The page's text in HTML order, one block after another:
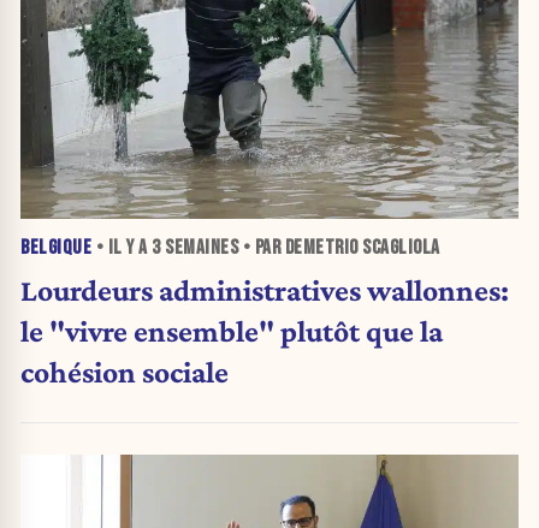
BELGIQUE • IL Y A 3 SEMAINES• PAR DEMETRIO SCAGLIOLA
Lourdeurs administratives wallonnes:
le "vivre ensemble" plutôt que la
cohésion sociale